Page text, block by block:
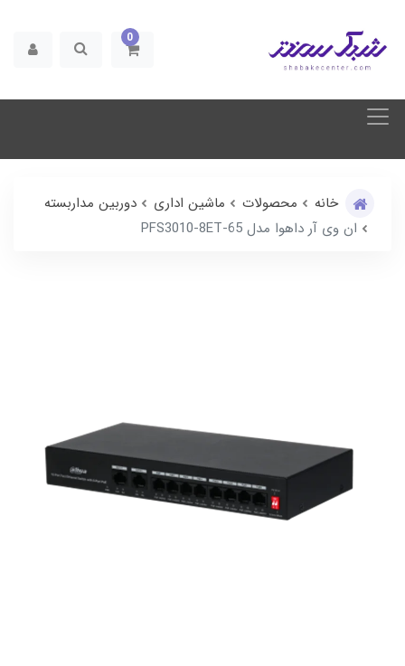
0
خانه محصولات ماشین اداری
دوربین مداربسته
ان وی آر داهوا مدل PFS3010-8ET-65